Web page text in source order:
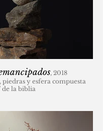
, 2018
y esfera compuesta
de la biblia